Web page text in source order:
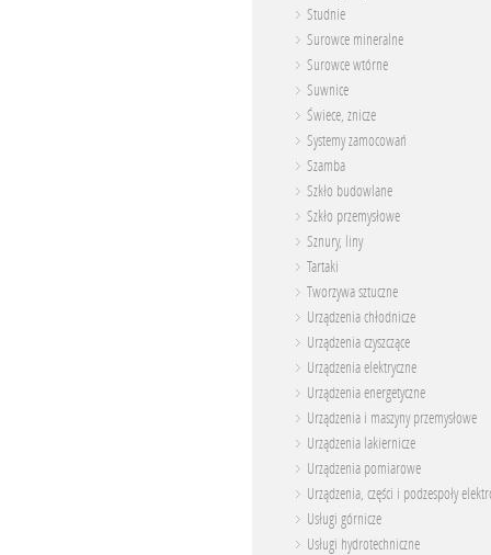
Studnie
Surowce mineralne
Surowce wtórne
Suwnice
Świece, znicze
Systemy zamocowań
Szamba
Szkło budowlane
Szkło przemysłowe
Sznury, liny
Tartaki
Tworzywa sztuczne
Urządzenia chłodnicze
Urządzenia czyszczące
Urządzenia elektryczne
Urządzenia energetyczne
Urządzenia i maszyny przemysłowe
Urządzenia lakiernicze
Urządzenia pomiarowe
Urządzenia, części i podzespoły
Usługi górnicze
Usługi hydrotechniczne